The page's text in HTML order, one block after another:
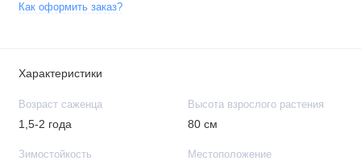
Как оформить заказ?
Характеристики
Возраст саженца
1,5-2 года
Высота взрослого растения
80 см
Зимостойкость Местоположение